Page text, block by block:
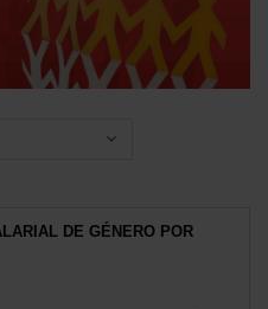
DE GÉNERO POR